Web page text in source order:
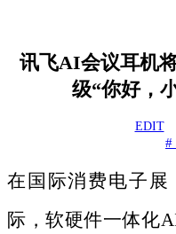
讯飞AI会议耳机
级“你好，
EDIT
#
在国际消费电子展
际，软硬件一体化